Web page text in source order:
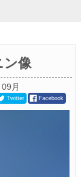
ン像
月
Twitter Facebook